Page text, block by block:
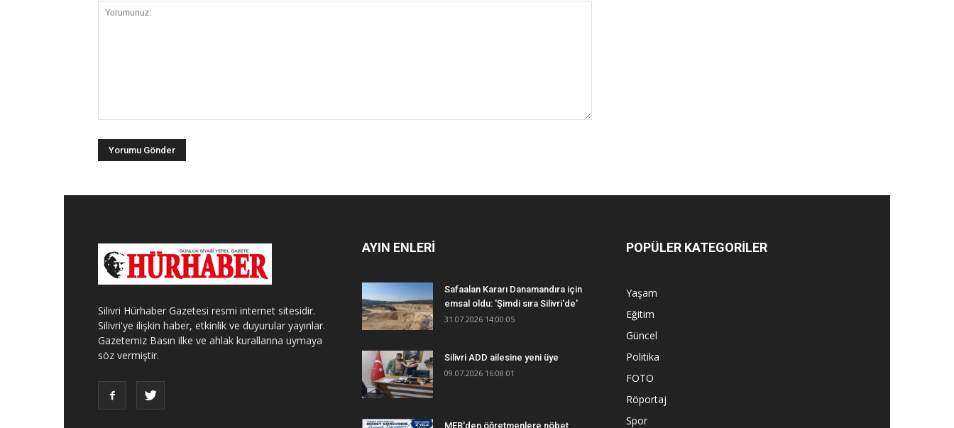
Silivri Hürhaber Gazetesi resmi internet sitesidir.
Silivri'ye ilişkin haber, etkinlik ve duyurular yayınlar.
Gazetemiz Basın ilke ve ahlak kurallarına uymaya
söz vermiştir.
AYIN ENLERİ
Safaalan Kararı Danamandıra için
emsal oldu: 'Şimdi sıra Silivri'de'
31.07.2026 14:00:05
Silivri ADD ailesine yeni üye
09.07.2026 16:08:01
MEB'den öğretmenlere nöbet
POPÜLER KATEGORİLER
Yaşam
Eğitim
Güncel
Politika
FOTO
Röportaj
Spor